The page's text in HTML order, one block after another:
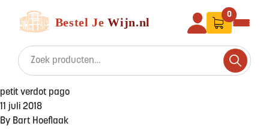
Search for:
Search
0
petit verdot pago
11 juli 2018
By Bart Hoeflaak